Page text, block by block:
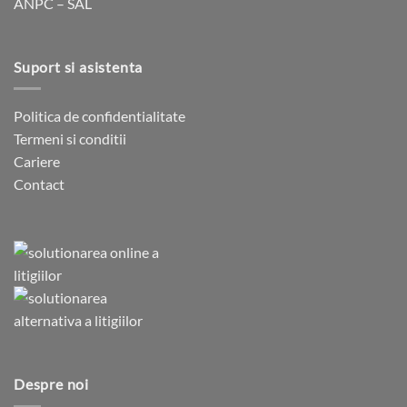
Suport si asistenta
Politica de confidentialitate
Termeni si conditii
Cariere
Contact
Despre noi